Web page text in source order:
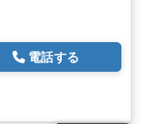
電話する